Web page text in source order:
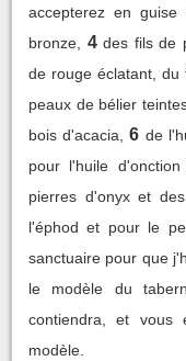
accepterez en
bronze,
4 des fils de
de rouge éclatant, du
peaux de bélier
bois d'acacia,
6 de
pour l'huile
pierres d'onyx et
l'éphod et pour le
sanctuaire pour que
le modèle du
contiendra, et vous
modèle.